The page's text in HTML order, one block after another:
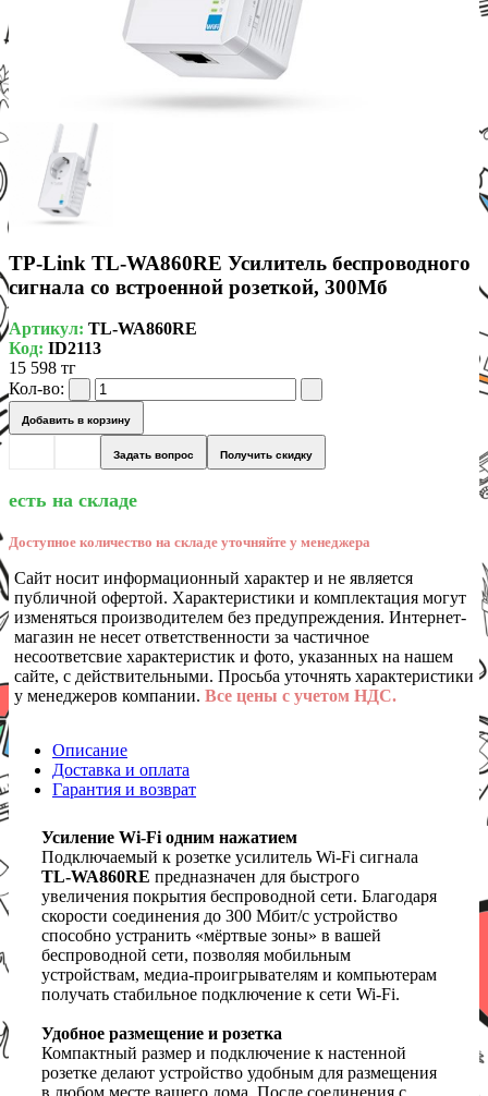
TP-Link TL-WA860RE Усилитель беспроводного
сигнала со встроенной розеткой, 300Мб
Артикул: TL-WA860RE
Код: ID2113
15 598 тг
Кол-во:
Добавить в корзину
Задать вопрос Получить скидку
есть на складе
Доступное количество на складе уточняйте у менеджера
Сайт носит информационный характер и не является
публичной офертой. Характеристики и комплектация могут
изменяться производителем без предупреждения. Интернет-
магазин не несет ответственности за частичное
несоответсвие характеристик и фото, указанных на нашем
сайте, с действительными. Просьба уточнять характеристики
у менеджеров компании. Все цены с учетом НДС.
Описание
Доставка и оплата
Гарантия и возврат
Усиление Wi-Fi одним нажатием
Подключаемый к розетке усилитель Wi-Fi сигнала
TL-WA860RE предназначен для быстрого
увеличения покрытия беспроводной сети. Благодаря
скорости соединения до 300 Мбит/с устройство
способно устранить «мёртвые зоны» в вашей
беспроводной сети, позволяя мобильным
устройствам, медиа-проигрывателям и компьютерам
получать стабильное подключение к сети Wi-Fi.
Удобное размещение и розетка
Компактный размер и подключение к настенной
розетке делают устройство удобным для размещения